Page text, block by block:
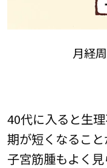
月経
40代に入ると生
期が短くなるこ
子宮筋腫もよく